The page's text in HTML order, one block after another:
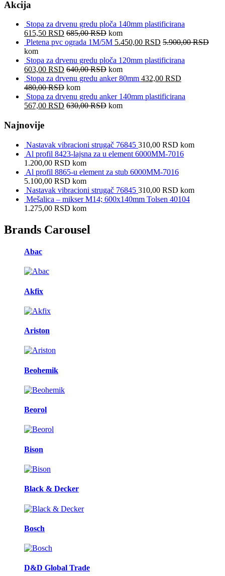
Akcija
Stopa za drvenu gredu ploča 140mm plastificirana
615,50 RSD 685,00RSD kom
Pletena pvc ograda 1M/5M 5.450,00 RSD 5.900,00RSD
kom
Stopa za drvenu gredu ploča 120mm plastificirana
603,00 RSD 640,00RSD kom
Stopa za drvenu gredu anker 80mm 432,00 RSD
480,00RSD kom
Stopa za drvenu gredu anker 140mm plastificirana
567,00 RSD 630,00RSD kom
Najnovije
Nastavak vibracioni strugač 76845 310,00 RSD kom
Al profil 8423-lajsna za u element 6000MM-7016
1.200,00 RSD kom
Al profil 8865-u element za stub 6000MM-7016
5.100,00 RSD kom
Nastavak vibracioni strugač 76845 310,00 RSD kom
Mešalica – mikser M14; 600x140mm Tolsen 40104
1.275,00 RSD kom
Brands Carousel
Abac
Akfix
Ariston
Beohemik
Beorol
Bison
Black & Decker
Bosch
D&D Global Trade